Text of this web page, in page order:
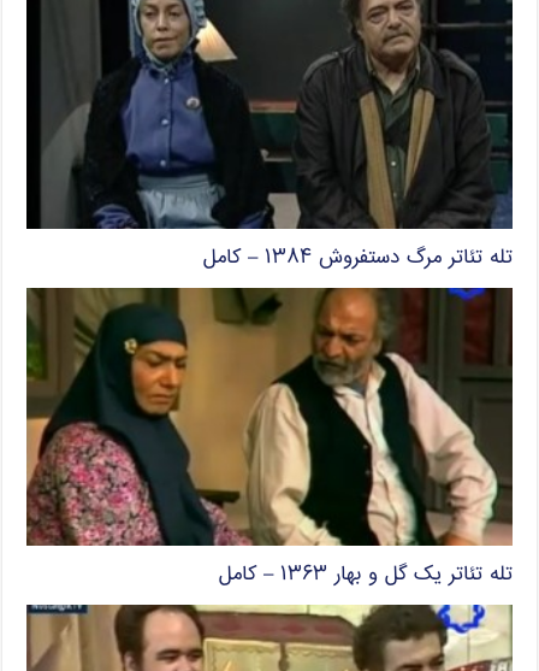
تله تئاتر مرگ دستفروش ۱۳۸۴ – کامل
تله تئاتر یک گل و بهار ۱۳۶۳ – کامل